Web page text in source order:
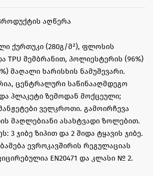
ᲐᲦᲬᲔᲠᲐ
ქურთუკი (280გ/მ²), ფლოსის
TPU მემბრანით, პოლიესტერის (96%)
მაღალი ხარისხის ნამუშევარი.
ცენტრალური საწინააღმდეგო
პლაკეტი ზემოდან მოქცეული;
ველკროთი. გამოირჩევა
მაღლებიანი ასახტვადი ზოლებით.
3 ჯიბე ზიპით და 2 შიდა ტყავის ჯიბე.
ევროკავშირის რეგულაციას
EN20471 და კლასი № 2.